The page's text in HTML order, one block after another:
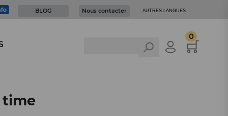
BLOG Nous contacter AUTRES LANGUES
0
time